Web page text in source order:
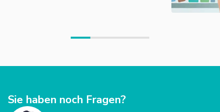
im Schwerpunkt die Bedürfnisse von Kindern sowie
Erfordernissen entspricht und
Sie haben noch Fragen?